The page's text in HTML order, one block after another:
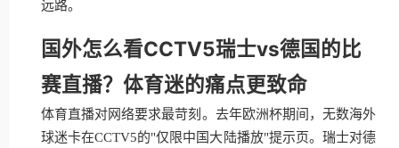
远路。
国外怎么看CCTV5瑞士vs德国的比
赛直播？体育迷的痛点更致命
体育直播对网络要求最苛刻。去年欧洲杯期间，无数海外
球迷卡在CCTV5的"仅限中国大陆播放"提示页。瑞士对德